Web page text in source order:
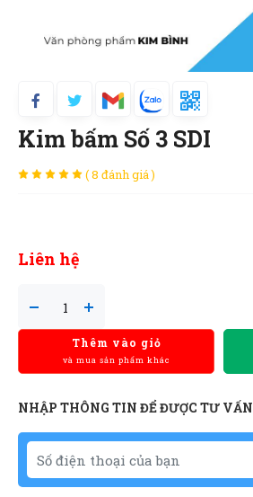
Kim bấm Số 3 SDI
( 8 đánh giá )
Liên hệ
Thêm vào giỏ
và mua sản phẩm khác
NHẬP THÔNG TIN ĐỂ ĐƯỢC TƯ VẤN